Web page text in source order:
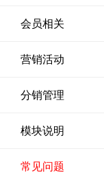
会员相关
营销活动
分销管理
模块说明
常见问题